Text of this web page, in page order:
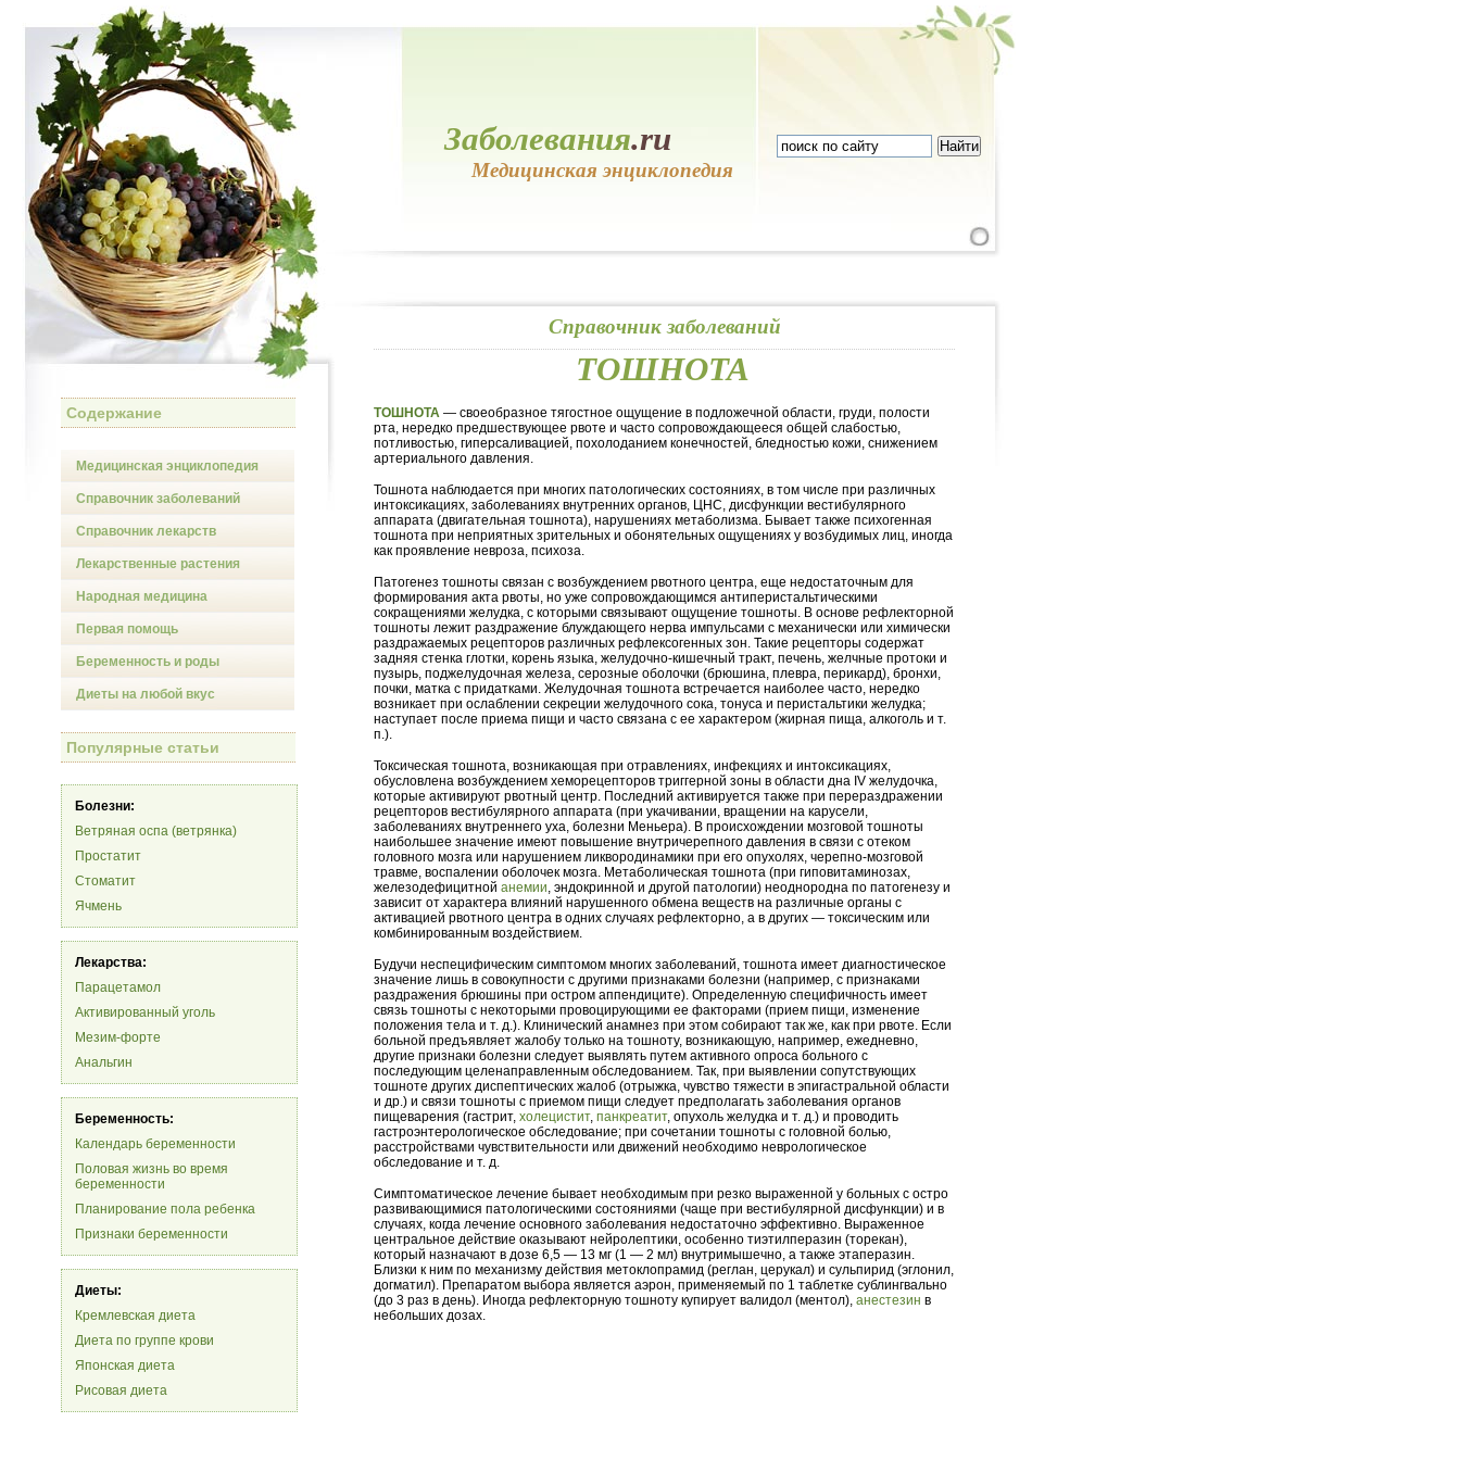
Заболевания.ru
Медицинская энциклопедия
Содержание
Медицинская энциклопедия
Справочник заболеваний
Справочник лекарств
Лекарственные растения
Народная медицина
Первая помощь
Беременность и роды
Диеты на любой вкус
Популярные статьи
Болезни:
Ветряная оспа (ветрянка)
Простатит
Стоматит
Ячмень
Лекарства:
Парацетамол
Активированный уголь
Мезим-форте
Анальгин
Беременность:
Календарь беременности
Половая жизнь во время
беременности
Планирование пола ребенка
Признаки беременности
Диеты:
Кремлевская диета
Диета по группе крови
Японская диета
Рисовая диета
Справочник заболеваний
ТОШНОТА
ТОШНОТА — своеобразное тягостное ощущение в подложечной области, груди, полости
рта, нередко предшествующее рвоте и часто сопровождающееся общей слабостью,
потливостью, гиперсаливацией, похолоданием конечностей, бледностью кожи, снижением
артериального давления.
Тошнота наблюдается при многих патологических состояниях, в том числе при различных
интоксикациях, заболеваниях внутренних органов, ЦНС, дисфункции вестибулярного
аппарата (двигательная тошнота), нарушениях метаболизма. Бывает также психогенная
тошнота при неприятных зрительных и обонятельных ощущениях у возбудимых лиц, иногда
как проявление невроза, психоза.
Патогенез тошноты связан с возбуждением рвотного центра, еще недостаточным для
формирования акта рвоты, но уже сопровождающимся антиперистальтическими
сокращениями желудка, с которыми связывают ощущение тошноты. В основе рефлекторной
тошноты лежит раздражение блуждающего нерва импульсами с механически или химически
раздражаемых рецепторов различных рефлексогенных зон. Такие рецепторы содержат
задняя стенка глотки, корень языка, желудочно-кишечный тракт, печень, желчные протоки и
пузырь, поджелудочная железа, серозные оболочки (брюшина, плевра, перикард), бронхи,
почки, матка с придатками. Желудочная тошнота встречается наиболее часто, нередко
возникает при ослаблении секреции желудочного сока, тонуса и перистальтики желудка;
наступает после приема пищи и часто связана с ее характером (жирная пища, алкоголь и т.
п.).
Токсическая тошнота, возникающая при отравлениях, инфекциях и интоксикациях,
обусловлена возбуждением хеморецепторов триггерной зоны в области дна IV желудочка,
которые активируют рвотный центр. Последний активируется также при перераздражении
рецепторов вестибулярного аппарата (при укачивании, вращении на карусели,
заболеваниях внутреннего уха, болезни Меньера). В происхождении мозговой тошноты
наибольшее значение имеют повышение внутричерепного давления в связи с отеком
головного мозга или нарушением ликвородинамики при его опухолях, черепно-мозговой
травме, воспалении оболочек мозга. Метаболическая тошнота (при гиповитаминозах,
железодефицитной анемии, эндокринной и другой патологии) неоднородна по патогенезу и
зависит от характера влияний нарушенного обмена веществ на различные органы с
активацией рвотного центра в одних случаях рефлекторно, а в других — токсическим или
комбинированным воздействием.
Будучи неспецифическим симптомом многих заболеваний, тошнота имеет диагностическое
значение лишь в совокупности с другими признаками болезни (например, с признаками
раздражения брюшины при остром аппендиците). Определенную специфичность имеет
связь тошноты с некоторыми провоцирующими ее факторами (прием пищи, изменение
положения тела и т. д.). Клинический анамнез при этом собирают так же, как при рвоте. Если
больной предъявляет жалобу только на тошноту, возникающую, например, ежедневно,
другие признаки болезни следует выявлять путем активного опроса больного с
последующим целенаправленным обследованием. Так, при выявлении сопутствующих
тошноте других диспептических жалоб (отрыжка, чувство тяжести в эпигастральной области
и др.) и связи тошноты с приемом пищи следует предполагать заболевания органов
пищеварения (гастрит, холецистит, панкреатит, опухоль желудка и т. д.) и проводить
гастроэнтерологическое обследование; при сочетании тошноты с головной болью,
расстройствами чувствительности или движений необходимо неврологическое
обследование и т. д.
Симптоматическое лечение бывает необходимым при резко выраженной у больных с остро
развивающимися патологическими состояниями (чаще при вестибулярной дисфункции) и в
случаях, когда лечение основного заболевания недостаточно эффективно. Выраженное
центральное действие оказывают нейролептики, особенно тиэтилперазин (торекан),
который назначают в дозе 6,5 — 13 мг (1 — 2 мл) внутримышечно, а также этаперазин.
Близки к ним по механизму действия метоклопрамид (реглан, церукал) и сульпирид (эглонил,
догматил). Препаратом выбора является аэрон, применяемый по 1 таблетке сублингвально
(до 3 раз в день). Иногда рефлекторную тошноту купирует валидол (ментол), анестезин в
небольших дозах.